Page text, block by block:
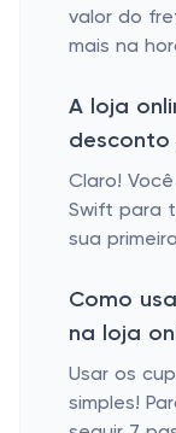
valor do
mais na
A loja
desconto
Claro!
Swift para
sua
Como
na loja
Usar os
simples!